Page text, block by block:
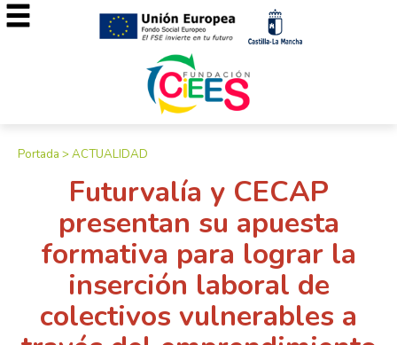
Portada >ACTUALIDAD
Futurvalía y CECAP
presentan su apuesta
formativa para lograr la
inserción laboral de
colectivos vulnerables a